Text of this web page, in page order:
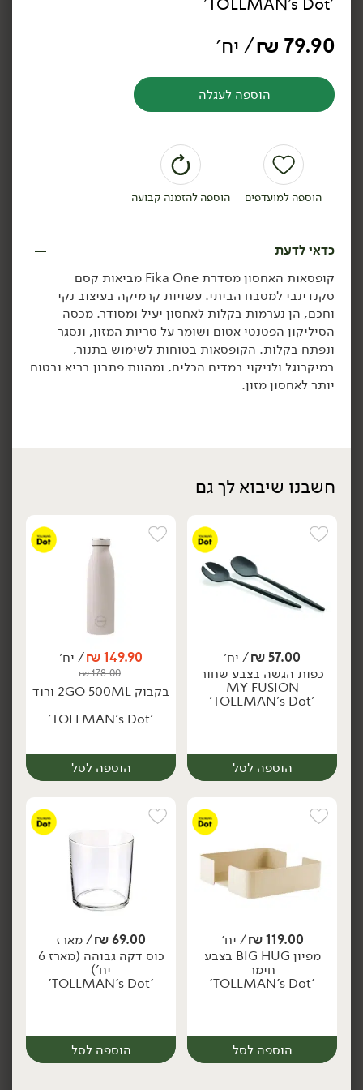
קערה RIVIERA כחול -
הוספה לסל
יח׳ יח׳
79.90
₪/ יח׳
קופסאת איחסון קרמית עם
מכסה עגול לבן -
הוספה לסל
יח׳
79.90
₪/ יח׳
קופסאת איחסון קרמית עם
מכסה עגול אפור -
₪/ יח׳
קופסאת איחסון קרמית עם
מכסה מלבן לבן -
'TOLLMAN's Dot'
הוספה לסל
יח׳
94.90
₪
הוספה לסל
133.90
₪/ יח׳
זוג כוסות שמפנייה ורוד -
הוספה לסל
133.90
/ יח׳
זוג כוסות קוקטייל ורוד -
הוספה לסל
'TOLLMAN's Dot'
79.90
₪/ יח׳
הוספה לעגלה
הוספה למועדפים הוספה להזמנה קבועה
כדאי לדעת
קופסאות האחסון מסדרת Fika One מביאות קסם
סקנדינבי למטבח הביתי. עשויות קרמיקה בעיצוב נקי
וחכם, הן נערמות בקלות לאחסון יעיל ומסודר. מכסה
הסיליקון הפטנטי אטום ושומר על טריות המזון, ונסגר
ונפתח בקלות. הקופסאות בטוחות לשימוש בתנור,
במיקרוגל ולניקוי במדיח הכלים, ומהוות פתרון בריא ובטוח
יותר לאחסון מזון.
חשבנו שיבוא לך גם
57.00
₪/ יח׳
כפות הגשה בצבע שחור
MY FUSION
'TOLLMAN's Dot'
הוספה לסל
יח׳
149.90
₪/ יח׳
178.00
₪
בקבוק 2GO 500ML ורוד
-
'TOLLMAN's Dot'
הוספה לסל
יח׳
119.00
₪/ יח׳
מפיון BIG HUG בצבע
חימר
'TOLLMAN's Dot'
הוספה לסל
69.00
₪/ מארז
כוס דקה גבוהה (מארז 6
יח')
'TOLLMAN's Dot'
הוספה לסל